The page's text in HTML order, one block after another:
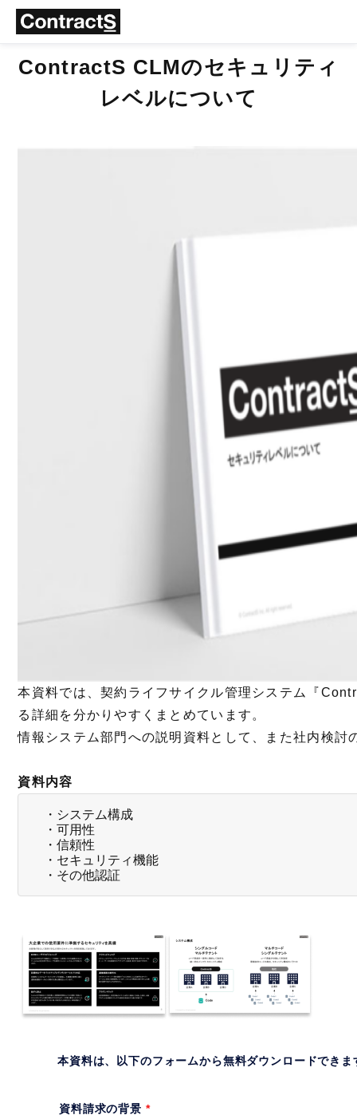
ContractS CLMのセキュリティ
レベルについて
本資料では、契約ライフサイクル管理システム『
る詳細を分かりやすくまとめています。
情報システム部門への説明資料として、また社内検
資料内容
・システム構成
・可用性
・信頼性
・セキュリティ機能
・その他認証